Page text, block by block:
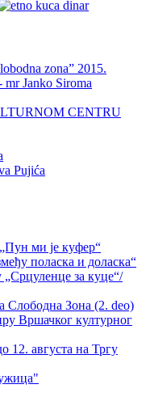
zona” 2015.
Janko Siroma
CENTRU
Pujića
ми је куфер“
поласка и доласка“
„Срцуленце за куце“/
Слободна Зона (2. deo)
Вршачког културног
12. августа на Тргу